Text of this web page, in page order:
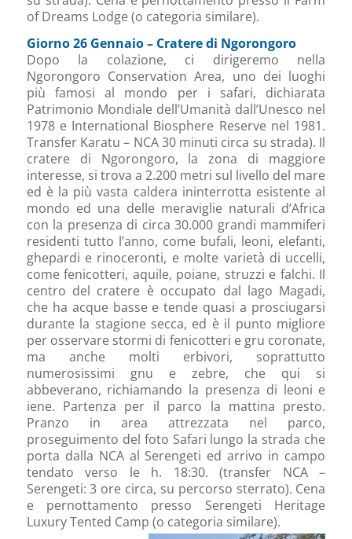
of Dreams Lodge (o categoria similare).
Giorno 26 Gennaio – Cratere di Ngorongoro
Dopo la colazione, ci dirigeremo nella
Ngorongoro Conservation Area, uno dei luoghi
più famosi al mondo per i safari, dichiarata
Patrimonio Mondiale dell’Umanità dall’Unesco nel
1978 e International Biosphere Reserve nel 1981.
Transfer Karatu – NCA 30 minuti circa su strada). Il
cratere di Ngorongoro, la zona di maggiore
interesse, si trova a 2.200 metri sul livello del mare
ed è la più vasta caldera ininterrotta esistente al
mondo ed una delle meraviglie naturali d’Africa
con la presenza di circa 30.000 grandi mammiferi
residenti tutto l’anno, come bufali, leoni, elefanti,
ghepardi e rinoceronti, e molte varietà di uccelli,
come fenicotteri, aquile, poiane, struzzi e falchi. Il
centro del cratere è occupato dal lago Magadi,
che ha acque basse e tende quasi a prosciugarsi
durante la stagione secca, ed è il punto migliore
per osservare stormi di fenicotteri e gru coronate,
ma anche molti erbivori, soprattutto
numerosissimi gnu e zebre, che qui si
abbeverano, richiamando la presenza di leoni e
iene. Partenza per il parco la mattina presto.
Pranzo in area attrezzata nel parco,
proseguimento del foto Safari lungo la strada che
porta dalla NCA al Serengeti ed arrivo in campo
tendato verso le h. 18:30. (transfer NCA –
Serengeti: 3 ore circa, su percorso sterrato). Cena
e pernottamento presso Serengeti Heritage
Luxury Tented Camp (o categoria similare).